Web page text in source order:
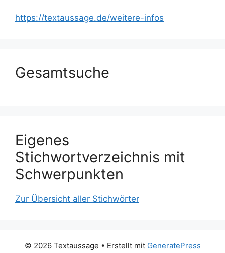
https://textaussage.de/weitere-infos
Gesamtsuche
Eigenes
Stichwortverzeichnis mit
Schwerpunkten
Zur Übersicht aller Stichwörter
© 2026 Textaussage • Erstellt mit GeneratePress